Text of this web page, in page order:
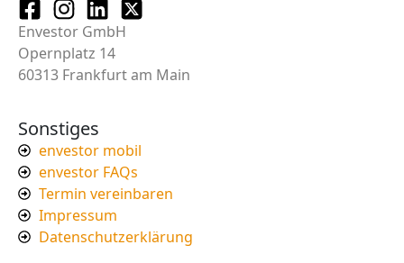
Envestor GmbH
Opernplatz 14
60313 Frankfurt am Main
Sonstiges
envestor mobil
envestor FAQs
Termin vereinbaren
Impressum
Datenschutzerklärung